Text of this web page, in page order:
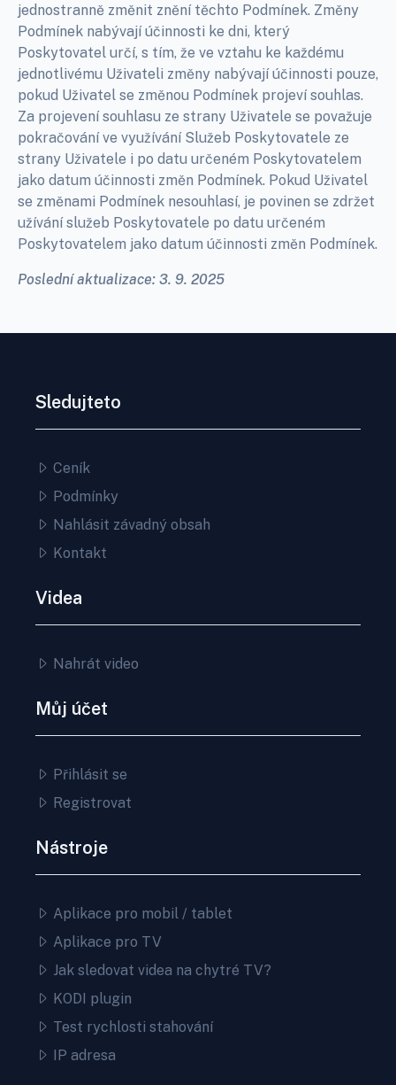
jednostranně změnit znění těchto Podmínek. Změny
Podmínek nabývají účinnosti ke dni, který
Poskytovatel určí, s tím, že ve vztahu ke každému
jednotlivému Uživateli změny nabývají účinnosti pouze,
pokud Uživatel se změnou Podmínek projeví souhlas.
Za projevení souhlasu ze strany Uživatele se považuje
pokračování ve využívání Služeb Poskytovatele ze
strany Uživatele i po datu určeném Poskytovatelem
jako datum účinnosti změn Podmínek. Pokud Uživatel
se změnami Podmínek nesouhlasí, je povinen se zdržet
užívání služeb Poskytovatele po datu určeném
Poskytovatelem jako datum účinnosti změn Podmínek.
Poslední aktualizace: 3. 9. 2025
Sledujteto
Ceník
Podmínky
Nahlásit závadný obsah
Kontakt
Videa
Nahrát video
Můj účet
Přihlásit se
Registrovat
Nástroje
Aplikace pro mobil / tablet
Aplikace pro TV
Jak sledovat videa na chytré TV?
KODI plugin
Test rychlosti stahování
IP adresa